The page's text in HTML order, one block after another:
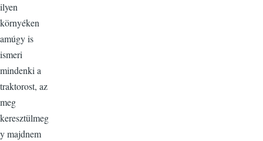
ilyen
környéken
amúgy is
ismeri
mindenki a
traktorost, az
meg
keresztülmeg
y majdnem